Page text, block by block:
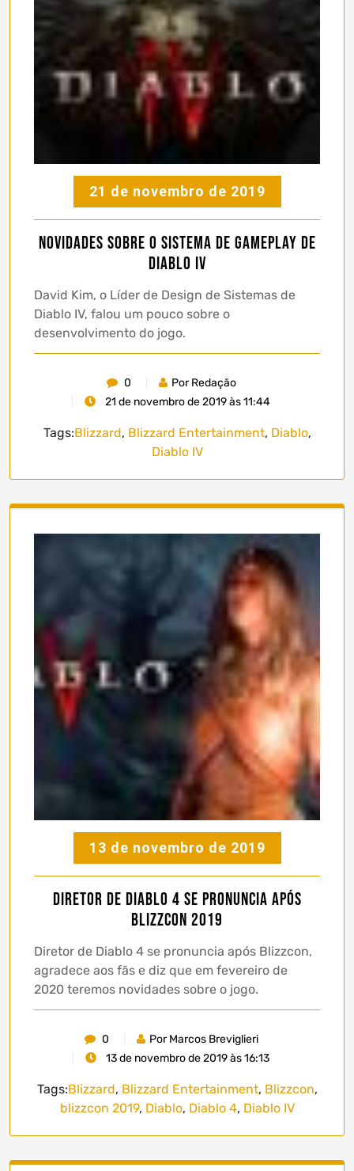
21 de novembro de 2019
Novidades sobre o sistema de gameplay de
Diablo IV
David Kim, o Líder de Design de Sistemas de
Diablo IV, falou um pouco sobre o
desenvolvimento do jogo.
0
Por Redação
21 de novembro de 2019 às 11:44
Tags:Blizzard, Blizzard Entertainment, Diablo,
Diablo IV
13 de novembro de 2019
Diretor de Diablo 4 se pronuncia após
Blizzcon 2019
Diretor de Diablo 4 se pronuncia após Blizzcon,
agradece aos fãs e diz que em fevereiro de
2020 teremos novidades sobre o jogo.
0
Por Marcos Breviglieri
13 de novembro de 2019 às 16:13
Tags:Blizzard, Blizzard Entertainment, Blizzcon,
blizzcon 2019, Diablo, Diablo 4, Diablo IV